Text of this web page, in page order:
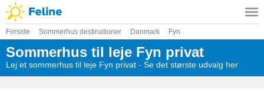
Forside Sommerhus destinationer Danmark Fyn
Sommerhus til leje Fyn privat
Lej et sommerhus til leje Fyn privat - Se det største udvalg her